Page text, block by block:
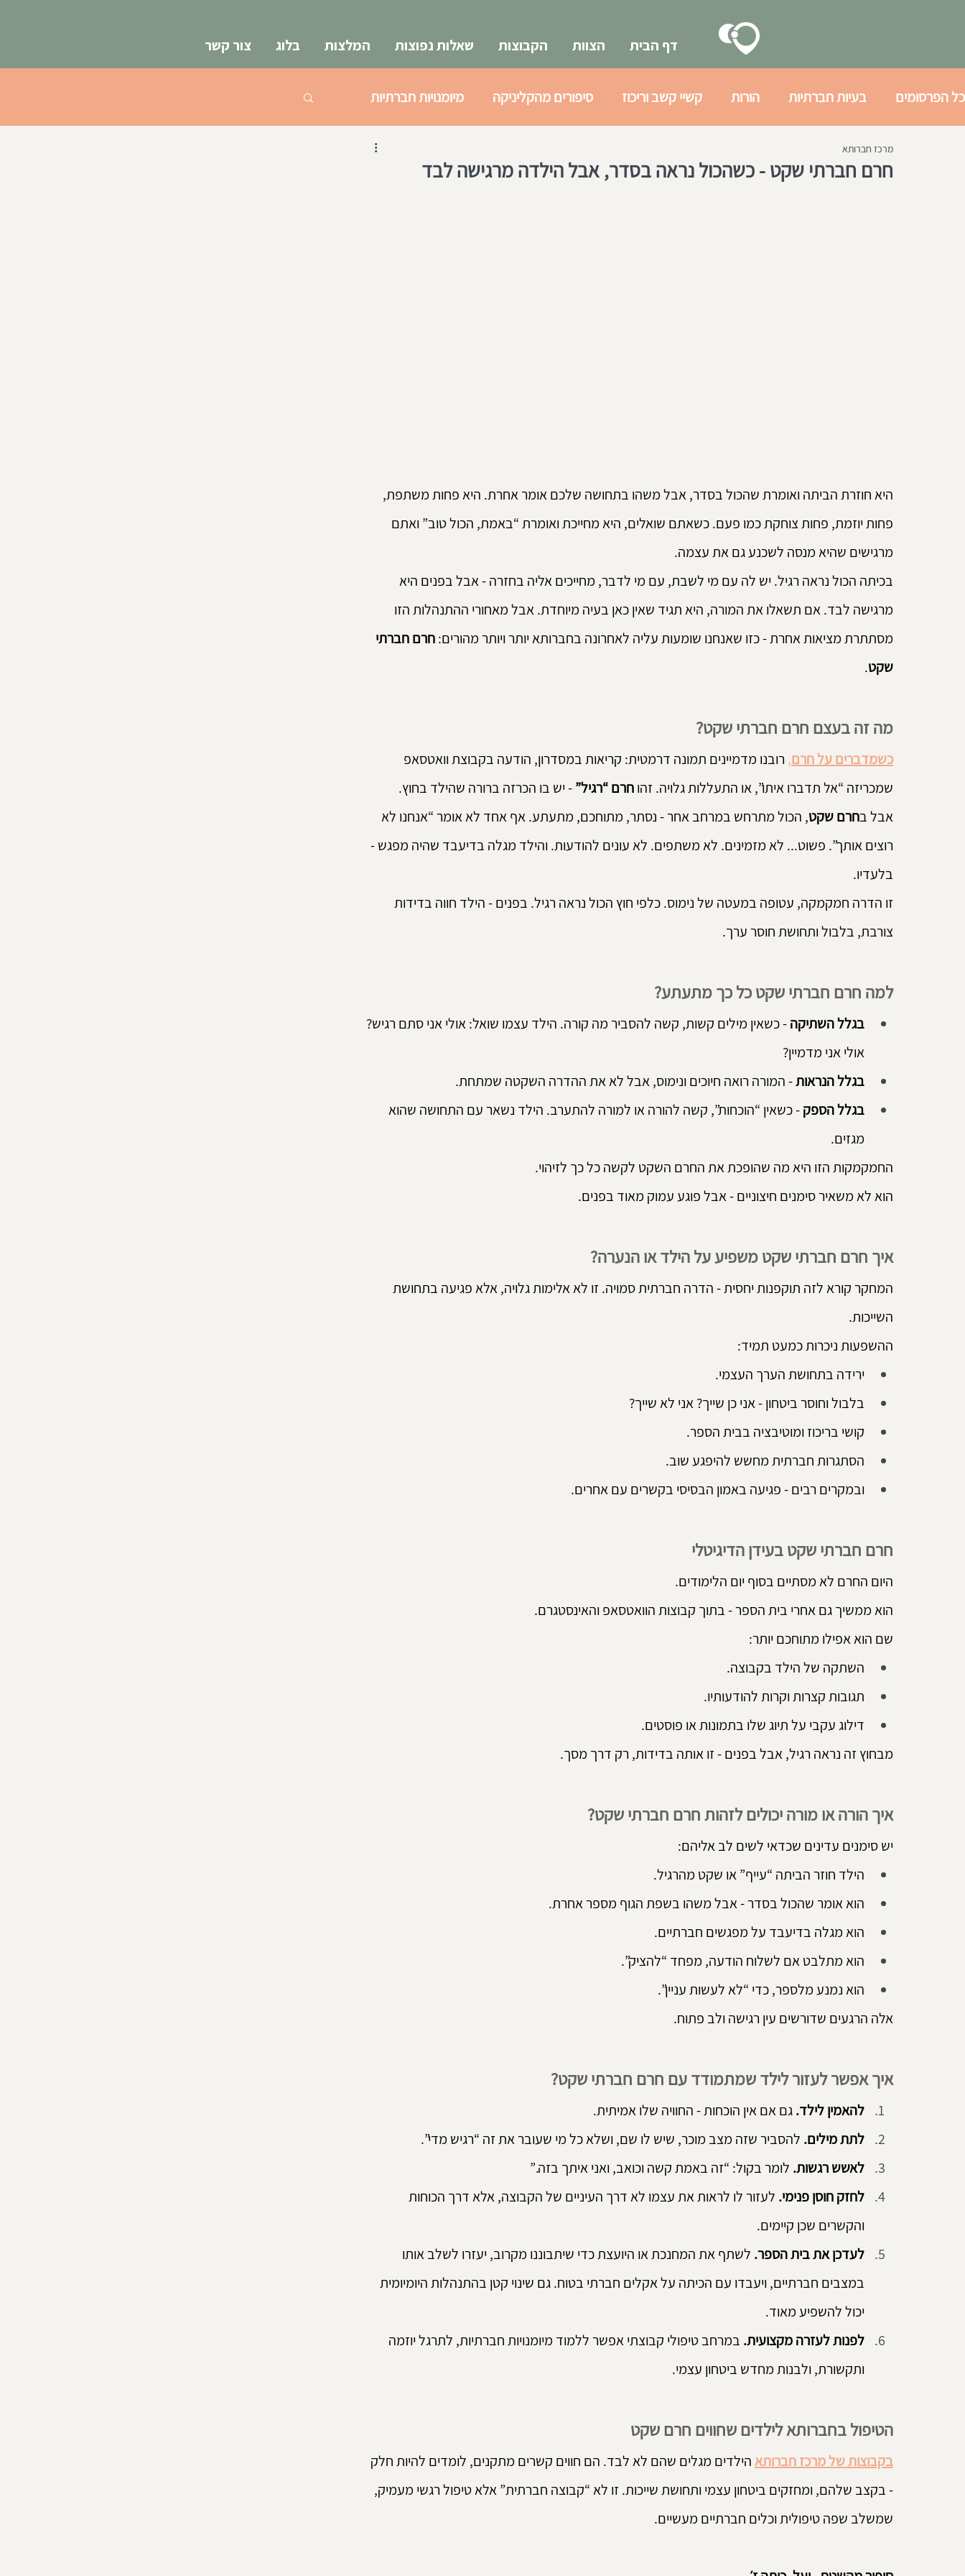
דף הבית הצוות הקבוצות שאלות נפוצות המלצות בלוג צור קשר
כל הפרסומים בעיות חברתיות הורות קשיי קשב וריכוז סיפורים מהקליניקה מיומנויות חברתיות
בעיות רגשיות
חרם חברתי שקט - כשהכול נראה בסדר, אבל הילדה מרגישה לבד
מרכז חברותא
היא חוזרת הביתה ואומרת שהכול בסדר, אבל משהו בתחושה שלכם אומר אחרת. היא פחות משתפת,
פחות יוזמת, פחות צוחקת כמו פעם. כשאתם שואלים, היא מחייכת ואומרת “באמת, הכול טוב” ואתם
מרגישים שהיא מנסה לשכנע גם את עצמה.
בכיתה הכול נראה רגיל. יש לה עם מי לשבת, עם מי לדבר, מחייכים אליה בחזרה - אבל בפנים היא
מרגישה לבד. אם תשאלו את המורה, היא תגיד שאין כאן בעיה מיוחדת. אבל מאחורי ההתנהלות הזו
מסתתרת מציאות אחרת - כזו שאנחנו שומעות עליה לאחרונה בחברותא יותר ויותר מהורים: חרם חברתי
שקט.
מה זה בעצם חרם חברתי שקט?
כשמדברים על חרם, רובנו מדמיינים תמונה דרמטית: קריאות במסדרון, הודעה בקבוצת וואטסאפ
שמכריזה “אל תדברו איתו”, או התעללות גלויה. זהו חרם “רגיל” - יש בו הכרזה ברורה שהילד בחוץ.
אבל בחרם שקט, הכול מתרחש במרחב אחר - נסתר, מתוחכם, מתעתע. אף אחד לא אומר “אנחנו לא
רוצים אותך”. פשוט... לא מזמינים. לא משתפים. לא עונים להודעות. והילד מגלה בדיעבד שהיה מפגש -
בלעדיו.
זו הדרה חמקמקה, עטופה במעטה של נימוס. כלפי חוץ הכול נראה רגיל. בפנים - הילד חווה בדידות
צורבת, בלבול ותחושת חוסר ערך.
למה חרם חברתי שקט כל כך מתעתע?
בגלל השתיקה - כשאין מילים קשות, קשה להסביר מה קורה. הילד עצמו שואל: אולי אני סתם רגיש?
אולי אני מדמיין?
בגלל הנראות - המורה רואה חיוכים ונימוס, אבל לא את ההדרה השקטה שמתחת.
בגלל הספק - כשאין “הוכחות”, קשה להורה או למורה להתערב. הילד נשאר עם התחושה שהוא
מגזים.
החמקמקות הזו היא מה שהופכת את החרם השקט לקשה כל כך לזיהוי.
הוא לא משאיר סימנים חיצוניים - אבל פוגע עמוק מאוד בפנים.
איך חרם חברתי שקט משפיע על הילד או הנערה?
המחקר קורא לזה תוקפנות יחסית - הדרה חברתית סמויה. זו לא אלימות גלויה, אלא פגיעה בתחושת
השייכות.
ההשפעות ניכרות כמעט תמיד:
ירידה בתחושת הערך העצמי.
בלבול וחוסר ביטחון - אני כן שייך? אני לא שייך?
קושי בריכוז ומוטיבציה בבית הספר.
הסתגרות חברתית מחשש להיפגע שוב.
ובמקרים רבים - פגיעה באמון הבסיסי בקשרים עם אחרים.
חרם חברתי שקט בעידן הדיגיטלי
היום החרם לא מסתיים בסוף יום הלימודים.
הוא ממשיך גם אחרי בית הספר - בתוך קבוצות הוואטסאפ והאינסטגרם.
שם הוא אפילו מתוחכם יותר:
השתקה של הילד בקבוצה.
תגובות קצרות וקרות להודעותיו.
דילוג עקבי על תיוג שלו בתמונות או פוסטים.
מבחוץ זה נראה רגיל, אבל בפנים - זו אותה בדידות, רק דרך מסך.
איך הורה או מורה יכולים לזהות חרם חברתי שקט?
יש סימנים עדינים שכדאי לשים לב אליהם:
הילד חוזר הביתה “עייף” או שקט מהרגיל.
הוא אומר שהכול בסדר - אבל משהו בשפת הגוף מספר אחרת.
הוא מגלה בדיעבד על מפגשים חברתיים.
הוא מתלבט אם לשלוח הודעה, מפחד “להציק”.
הוא נמנע מלספר, כדי “לא לעשות עניין”.
אלה הרגעים שדורשים עין רגישה ולב פתוח.
איך אפשר לעזור לילד שמתמודד עם חרם חברתי שקט?
להאמין לילד. גם אם אין הוכחות - החוויה שלו אמיתית.
לתת מילים. להסביר שזה מצב מוכר, שיש לו שם, ושלא כל מי שעובר את זה “רגיש מדי”.
לאשש רגשות. לומר בקול: “זה באמת קשה וכואב, ואני איתך בזה.”
לחזק חוסן פנימי. לעזור לו לראות את עצמו לא דרך העיניים של הקבוצה, אלא דרך הכוחות
והקשרים שכן קיימים.
לעדכן את בית הספר. לשתף את המחנכת או היועצת כדי שיתבוננו מקרוב, יעזרו לשלב אותו
במצבים חברתיים, ויעבדו עם הכיתה על אקלים חברתי בטוח. גם שינוי קטן בהתנהלות היומיומית
יכול להשפיע מאוד.
לפנות לעזרה מקצועית. במרחב טיפולי קבוצתי אפשר ללמוד מיומנויות חברתיות, לתרגל יוזמה
ותקשורת, ולבנות מחדש ביטחון עצמי.
הטיפול בחברותא לילדים שחווים חרם שקט
בקבוצות של מרכז חברותא הילדים מגלים שהם לא לבד. הם חווים קשרים מתקנים, לומדים להיות חלק
- בקצב שלהם, ומחזקים ביטחון עצמי ותחושת שייכות. זו לא “קבוצה חברתית” אלא טיפול רגשי מעמיק,
שמשלב שפה טיפולית וכלים חברתיים מעשיים.